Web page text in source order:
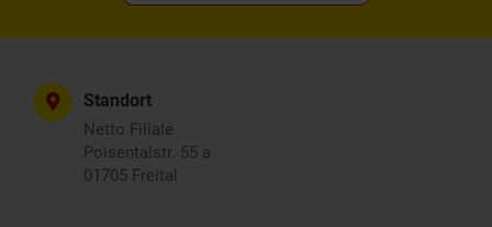
Standort
Netto Filiale
Poisentalstr. 55 a
01705 Freital